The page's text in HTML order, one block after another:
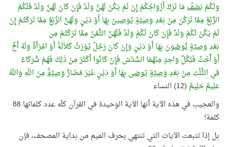
وَلَكُمْ نِصْفُمَا تَرَكَ أَزْوَاجُكُمْ إِنْ لَمْ يَكُنْ لَهُنَّ وَلَدٌ فَإِنْ كَانَ لَهُنَّ وَلَدٌ فَلَكُمُ
الرُّبُعُ مِمَّا تَرَكْنَ مِنْ بَعْدِوَصِيَّةٍيُوصِينَ بِهَا أَوْ دَيْنٍ وَلَهُنَّ الرُّبُعُ مِمَّا تَرَكْتُمْ إِنْ
لَمْ يَكُنْ لَكُمْ وَلَدٌ فَإِنْ كَانَ لَكُمْ وَلَدٌ فَلَهُنَّ الثُّمُنُ مِمَّا تَرَكْتُمْ مِن
بَعْدِوَصِيَّةٍتُوصُونَ بِهَا أَوْ دَيْنٍ وَإِنْ كَانَ رَجُلٌ يُوْرَثُ كَلاَلَةً أَوْ امْرَأَةٌ وَلَهُ أَخٌ
أَوْ أُخْتٌ فَلِكُلِّ وَاحِدٍ مِنْهُمَا السُّدُسُ فَإِنْ كَانُوا أَكْثَرَ مِنْ ذَلِكَ فَهُمْ شُرَكَاءُ
فِي الثُّلُثِ مِنْ بَعْدِوَصِيَّةٍيُوصَى بِهَا أَوْ دَيْنٍ غَيْرَ مُضَارٍّوَصِيَّةًمِنَ اللّهِ وَاللّهُ
عَلِيمٌ حَلِيمٌ (12) النساء
والعجيب في هذه الآية أنها الآية الوحيدة في القرآن كلّه عدد كلماتها 88
كلمة!
بل إذا تتبعت الآيات التي تنتهي بحرف الميم من بداية المصحف، فإن